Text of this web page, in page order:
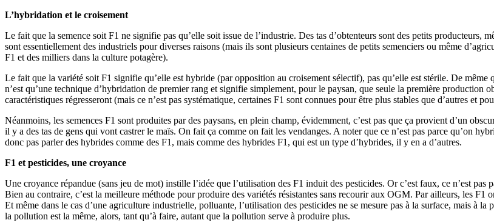
L’hybridation et le croisement
Le fait que la semence soit F1 ne signifie pas qu’elle soit issue de l’industrie. Des tas d’obtenteurs sont des petits producteurs,
sont essentiellement des industriels pour diverses raisons (mais ils sont plusieurs centaines de petits semenciers ou même
F1 et des milliers dans la culture potagère).
Le fait que la variété soit F1 signifie qu’elle est hybride (par opposition au croisement sélectif), pas qu’elle est stérile. De même
n’est qu’une technique d’hybridation de premier rang et signifie simplement, pour le paysan, que seule la première production
caractéristiques régresseront (mais ce n’est pas systématique, certaines F1 sont connues pour être plus stables que d’autres et
Néanmoins, les semences F1 sont produites par des paysans, en plein champ, évidemment, c’est pas que ça provient d’un
il y a des tas de gens qui vont castrer le maïs. On fait ça comme on fait les vendanges. A noter que ce n’est pas parce qu’on
donc pas parler des hybrides comme des F1, mais comme des hybrides F1, qui est un type d’hybrides, il y en a d’autres.
F1 et pesticides, une croyance
Une croyance répandue (sans jeu de mot) instille l’idée que l’utilisation des F1 induit des pesticides. Or c’est faux, ce n’est
Bien au contraire, c’est la meilleure méthode pour produire des variétés résistantes sans recourir aux OGM. Par ailleurs, les F1
Et même dans le cas d’une agriculture industrielle, polluante, l’utilisation des pesticides ne se mesure pas à la surface, mais à
la pollution est la même, alors, tant qu’à faire, autant que la pollution serve à produire plus.